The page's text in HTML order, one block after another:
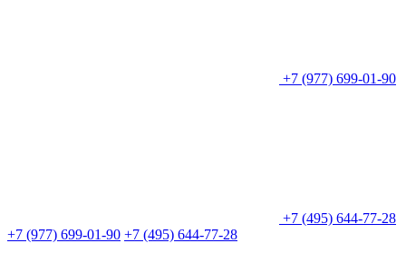
+7 (977) 699-01-90
+7 (495) 644-77-28
+7 (977) 699-01-90 +7 (495) 644-77-28